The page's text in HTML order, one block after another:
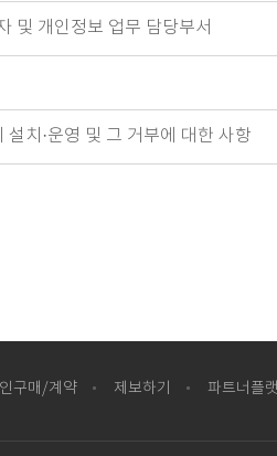
및 개인정보 업무 담당부서
치·운영 및 그 거부에 대한 사항
구매/계약 제보하기 파트너플